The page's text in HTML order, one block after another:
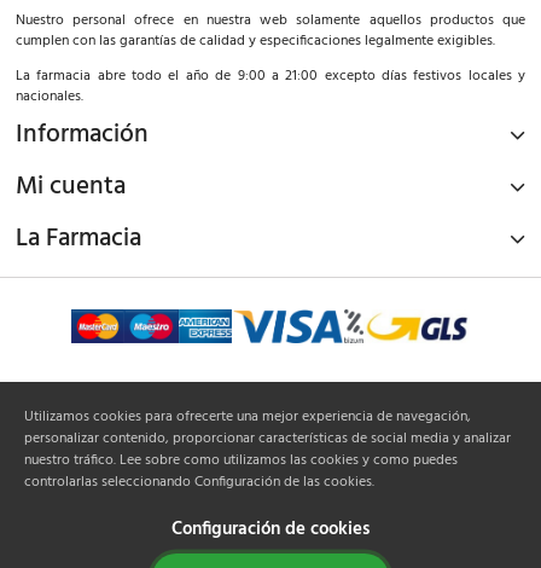
Nuestro personal ofrece en nuestra web solamente aquellos productos que
cumplen con las garantías de calidad y especificaciones legalmente exigibles.
La farmacia abre todo el año de 9:00 a 21:00 excepto días festivos locales y
nacionales.
Información
Mi cuenta
La Farmacia
Utilizamos cookies para ofrecerte una mejor experiencia de navegación,
personalizar contenido, proporcionar características de social media y analizar
nuestro tráfico. Lee sobre como utilizamos las cookies y como puedes
controlarlas seleccionando Configuración de las cookies.
Configuración de cookies